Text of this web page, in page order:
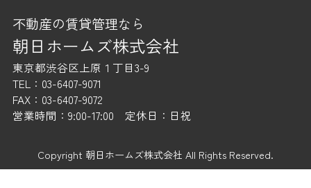
不動産の賃貸管理なら
朝日ホームズ株式会社
東京都渋谷区上原１丁目3-9
TEL：03-6407-9071
FAX：03-6407-9072
営業時間：9:00-17:00 定休日：日祝
Copyright 朝日ホームズ株式会社 All Rights Reserved.